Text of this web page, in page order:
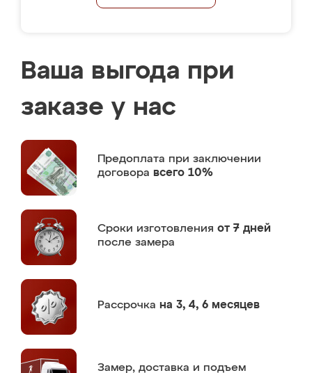
Ваша выгода при
заказе у нас
Предоплата при заключении
договора всего 10%
Сроки изготовления от 7 дней
после замера
Рассрочка на 3, 4, 6 месяцев
Замер, доставка и подъем